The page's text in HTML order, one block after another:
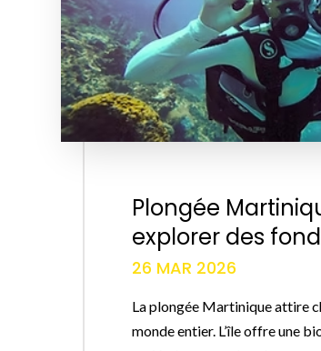
Plongée
explorer des
26 MAR 2026
La plongée Martinique attire
monde entier. L’île offre une